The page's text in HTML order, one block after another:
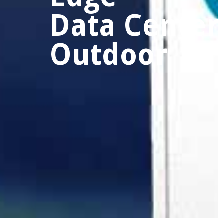
Data
Outdoor